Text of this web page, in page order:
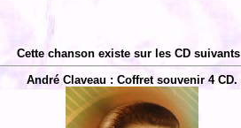
Cette chanson existe sur les CD
André Claveau : Coffret souvenir 4 CD.